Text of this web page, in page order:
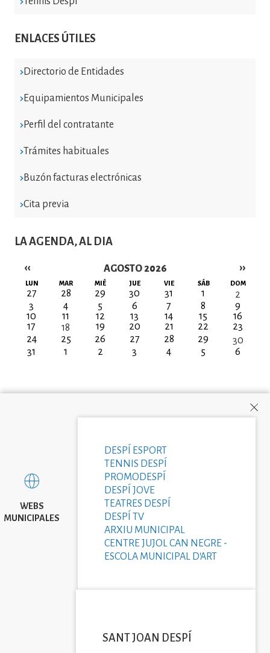
ENLACES ÚTILES
Directorio de Entidades
Equipamientos Municipales
Perfil del contratante
Trámites habituales
Buzón facturas electrónicas
Cita previa
LA AGENDA, AL DIA
AGOSTO 2026
Paginación
‹‹ ››
LUN MAR MIÉ JUE VIE SÁB DOM
27 28 29 30 31 1
2
3
4 5 6 7 8
9
10
11 12 13 14 15
16
17
18 19 20 21 22
23
24
25 26 27 28 29
30
31
1 2 3 4 5 6
WEBS
MUNICIPALES
DESPÍ ESPORT
TENNIS DESPÍ
PROMODESPÍ
DESPÍ JOVE
TEATRES DESPÍ
DESPÍ TV
ARXIU MUNICIPAL
CENTRE JUJOL CAN NEGRE -
ESCOLA MUNICIPAL D'ART
SANT JOAN DESPÍ